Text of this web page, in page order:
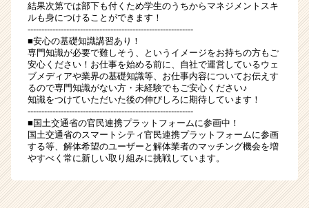
結果次第では部下も付くため学生のうちからマネジメントスキ
ルも身につけることができます！
------------------------------------------------------------
■安心の基礎知識講習あり！
専門知識が必要で難しそう、というイメージをお持ちの方もご
安心ください！お仕事を始める前に、自社で運営しているウェ
ブメディアや業界の基礎知識等、お仕事内容についてお伝えす
るので専門知識がない方・未経験でもご安心ください♪
知識をつけていただいた後の伸びしろに期待しています！
------------------------------------------------------------
■国土交通省の官民連携プラットフォームに参画中！
国土交通省のスマートシティ官民連携プラットフォームに参画
する等、解体希望のユーザーと解体業者のマッチング機会を増
やすべく常に新しい取り組みに挑戦しています。